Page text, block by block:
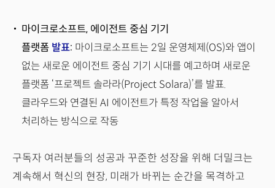
마이크로소프트, 에이전트 중심 기기
플랫폼 발표: 마이크로소프트는 2일 운영체제(OS)와 앱이
없는 새로운 에이전트 중심 기기 시대를 예고하며 새로운
플랫폼 ‘프로젝트 솔라라(Project Solara)’를 발표.
클라우드와 연결된 AI 에이전트가 특정 작업을 알아서
처리하는 방식으로 작동
구독자 여러분들의 성공과 꾸준한 성장을 위해 더밀크는
계속해서 혁신의 현장, 미래가 바뀌는 순간을 목격하고